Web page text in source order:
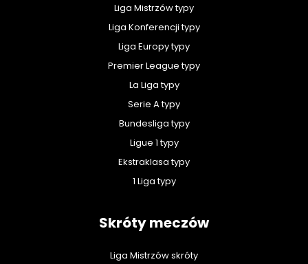
Liga Mistrzów typy
Liga Konferencji typy
Liga Europy typy
Premier League typy
La Liga typy
Serie A typy
Bundesliga typy
Ligue 1 typy
Ekstraklasa typy
1 Liga typy
Skróty meczów
Liga Mistrzów skróty